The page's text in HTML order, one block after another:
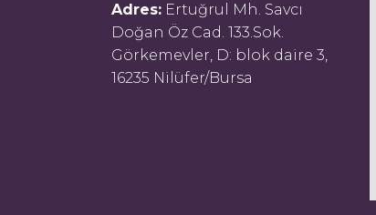
Adres: Ertuğrul Mh. Savcı
Doğan Öz Cad. 133.Sok.
Görkemevler, D: blok daire 3,
16235 Nilüfer/Bursa